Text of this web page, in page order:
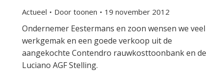
Actueel Door toonen 19 november 2012
Ondernemer Eestermans en zoon wensen we veel
werkgemak en een goede verkoop uit de
aangekochte Contendro rauwkosttoonbank en de
Luciano AGF Stelling.